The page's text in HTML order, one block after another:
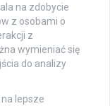
na zdobycie
z osobami o
z
wymieniać się
do analizy
lepsze